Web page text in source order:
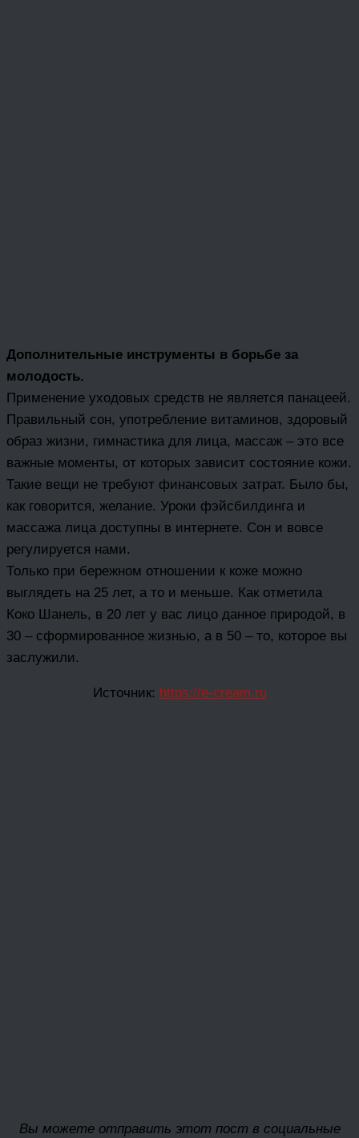
Дополнительные инструменты в борьбе за
молодость.
Применение уходовых средств не является панацеей.
Правильный сон, употребление витаминов, здоровый
образ жизни, гимнастика для лица, массаж – это все
важные моменты, от которых зависит состояние кожи.
Такие вещи не требуют финансовых затрат. Было бы,
как говорится, желание. Уроки фэйсбилдинга и
массажа лица доступны в интернете. Сон и вовсе
регулируется нами.
Только при бережном отношении к коже можно
выглядеть на 25 лет, а то и меньше. Как отметила
Коко Шанель, в 20 лет у вас лицо данное природой, в
30 – сформированное жизнью, а в 50 – то, которое вы
заслужили.
Источник: https://e-cream.ru
Вы можете отправить этот пост в социальные